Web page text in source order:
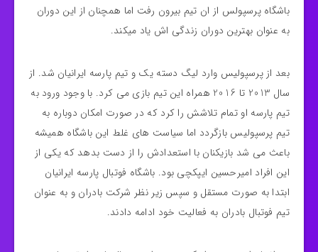
باشگاه پرسپولس از ان تیم بیرون رفت اما همچنان از این دوران
به عنوان بهترین دوران زندگی اش یاد میکند.
بعد از پرسپولیس وارد لیگ دسته یک و تیم پارسه ایرانیان شد. از
سال 2013 تا 2016 همراه این تیم بازی می کرد. با وجود ورود به
تیم پارسه او تمام تلاشش را کرد که در صورت امکان دوباره به
تیم پرسپولیس بازگردد اما سیاست های غلط این باشگاه همیشه
باعث می شد بازیکنان با استعدادش را از دست بدهد که یکی از
این افراد امیرحسین ایپکچی بود. باشگاه فوتبال پارسه ایرانیان
ابتدا به صورت مستقل و سپس زیر نظر شرکت بادران و به عنوان
تیم فوتبال بادران به فعالیت خود ادامه دادند.